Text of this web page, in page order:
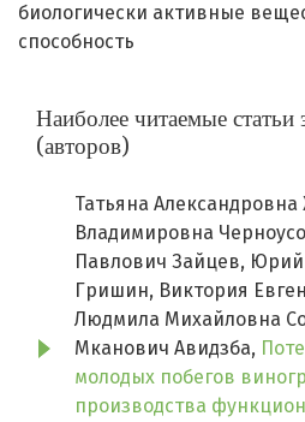
биологически активные
способность
Наиболее читаемые статьи
(авторов)
Татьяна
Владимировна
Павлович Зайцев,
Гришин, Виктория
Людмила Михайловна
Мканович Авидзба,
молодых побегов
производства